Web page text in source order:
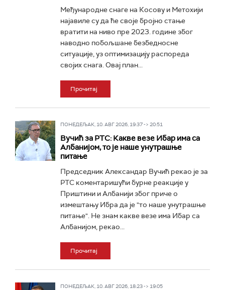
Међународне снаге на Косову и Метохији
најавиле су да ће своје бројно стање
вратити на ниво пре 2023. године због
наводно побољшане безбедносне
ситуације, уз оптимизацију распореда
својих снага. Овај план...
Прочитај
ПОНЕДЕЉАК, 10. АВГ 2026, 19:37 -> 20:51
Вучић за РТС: Какве везе Ибар има са
Албанијом, то је наше унутрашње
питање
Председник Александар Вучић рекао је за
РТС коментаришући бурне реакције у
Приштини и Албанији због приче о
измештању Ибра да је "то наше унутрашње
питање". Не знам какве везе има Ибар са
Албанијом, рекао...
Прочитај
ПОНЕДЕЉАК, 10. АВГ 2026, 18:23 -> 19:05